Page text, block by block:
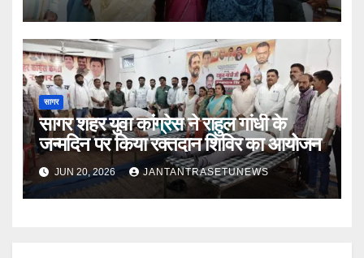
सागर
सागर शहर युवा कांग्रेस ने राहुल गांधी के
जन्मदिन पर किया रक्तदान शिविर का आयोजन
JUN 20, 2026 JANTANTRASETUNEWS